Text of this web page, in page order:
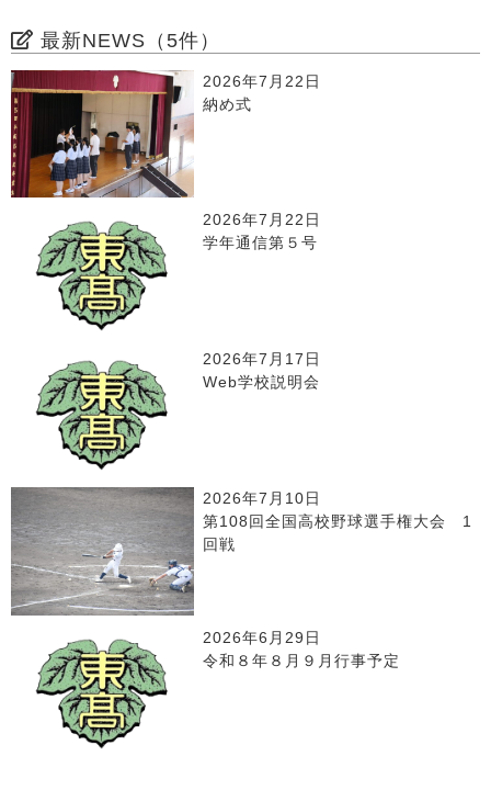
最新NEWS（5件）
2026年7月22日
納め式
2026年7月22日
学年通信第５号
2026年7月17日
Web学校説明会
2026年7月10日
第108回全国高校野球選手権大会 1
回戦
2026年6月29日
令和８年８月９月行事予定